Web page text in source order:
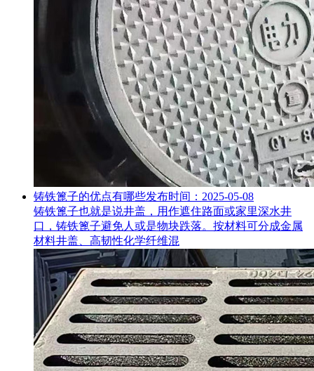
铸铁篦子的优点有哪些发布时间：2025-05-08
铸铁篦子也就是说井盖，用作遮住路面或家里深水井
口，铸铁篦子避免人或是物块跌落。按材料可分成金属
材料井盖、高韧性化学纤维混